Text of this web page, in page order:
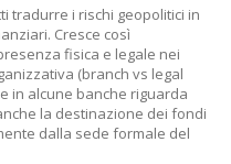
tradurre i rischi geopolitici in
Cresce così
fisica e legale nei
(branch vs legal
in alcune banche riguarda
la destinazione dei fondi
dalla sede formale del